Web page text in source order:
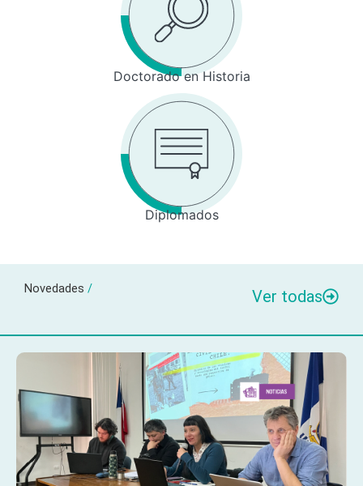
Doctorado en Historia
Diplomados
Novedades / Ver todas